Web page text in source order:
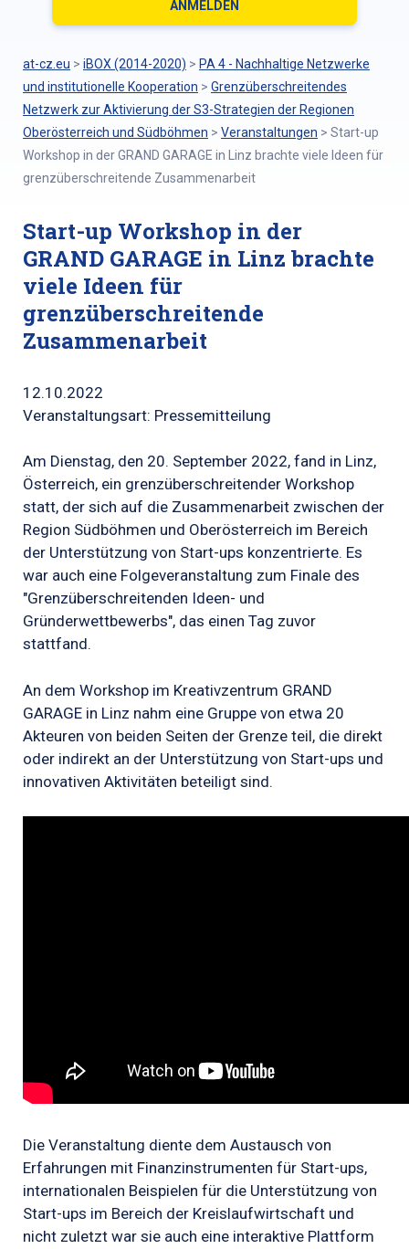
at-cz.eu > iBOX (2014-2020) > PA 4 - Nachhaltige Netzwerke
und institutionelle Kooperation > Grenzüberschreitendes
Netzwerk zur Aktivierung der S3-Strategien der Regionen
Oberösterreich und Südböhmen > Veranstaltungen > Start-up
Workshop in der GRAND GARAGE in Linz brachte viele Ideen für
grenzüberschreitende Zusammenarbeit
Start-up Workshop in der
GRAND GARAGE in Linz brachte
viele Ideen für
grenzüberschreitende
Zusammenarbeit
12.10.2022
Veranstaltungsart: Pressemitteilung
Am Dienstag, den 20. September 2022, fand in Linz,
Österreich, ein grenzüberschreitender Workshop
statt, der sich auf die Zusammenarbeit zwischen der
Region Südböhmen und Oberösterreich im Bereich
der Unterstützung von Start-ups konzentrierte. Es
war auch eine Folgeveranstaltung zum Finale des
"Grenzüberschreitenden Ideen- und
Gründerwettbewerbs", das einen Tag zuvor
stattfand.
An dem Workshop im Kreativzentrum GRAND
GARAGE in Linz nahm eine Gruppe von etwa 20
Akteuren von beiden Seiten der Grenze teil, die direkt
oder indirekt an der Unterstützung von Start-ups und
innovativen Aktivitäten beteiligt sind.
Die Veranstaltung diente dem Austausch von
Erfahrungen mit Finanzinstrumenten für Start-ups,
internationalen Beispielen für die Unterstützung von
Start-ups im Bereich der Kreislaufwirtschaft und
nicht zuletzt war sie auch eine interaktive Plattform